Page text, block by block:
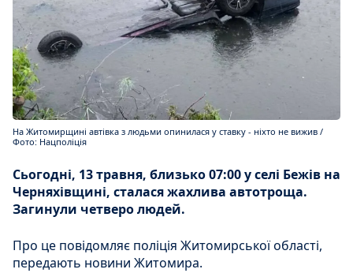
На Житомирщині автівка з людьми опинилася у ставку - ніхто не вижив /
Фото: Нацполіція
Сьогодні, 13 травня, близько 07:00 у селі Бежів на
Черняхівщині, сталася жахлива автотроща.
Загинули четверо людей.
Про це повідомляє поліція Житомирської області,
передають новини Житомира.